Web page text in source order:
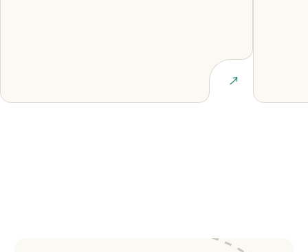
Lees artikel